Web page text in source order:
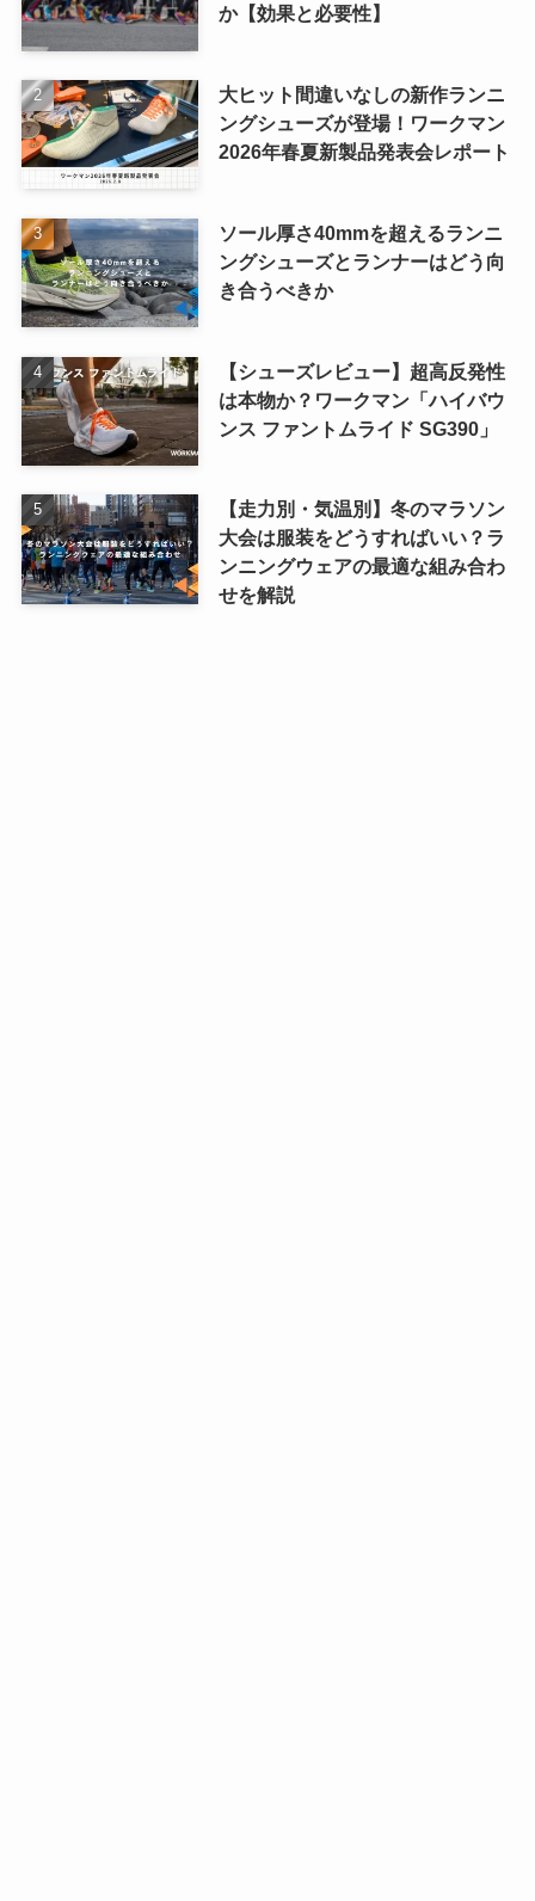
か【効果と必要性】
大ヒット間違いなしの新作ランニ
ングシューズが登場！ワークマン
2026年春夏新製品発表会レポート
ソール厚さ40mmを超えるランニ
ングシューズとランナーはどう向
き合うべきか
【シューズレビュー】超高反発性
は本物か？ワークマン「ハイバウ
ンス ファントムライド SG390」
【走力別・気温別】冬のマラソン
大会は服装をどうすればいい？ラ
ンニングウェアの最適な組み合わ
せを解説